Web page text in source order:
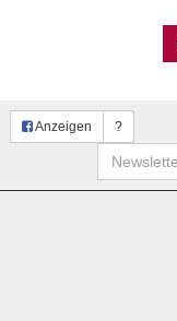
Anzeigen ?
Newsletter